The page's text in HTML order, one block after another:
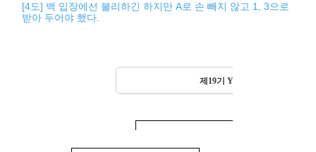
[4도] 백 입장에선 불리하긴 하지만 A로 손 빼지 않고 1, 3으로
받아 두어야 했다.